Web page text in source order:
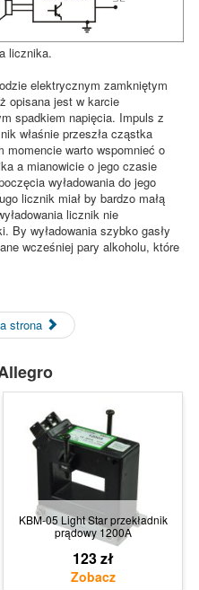
licznika.
elektrycznym zamkniętym
opisana jest w karcie
spadkiem napięcia. Impuls z
właśnie przeszła cząstka
momencie warto wspomnieć o
a mianowicie o jego czasie
wyładowania do jego
licznik miał by bardzo małą
licznik nie
By wyładowania szybko gasły
wcześniej pary alkoholu, które
strona
KBM-05 Light Star przekładnik
prądowy 1200A
123 zł